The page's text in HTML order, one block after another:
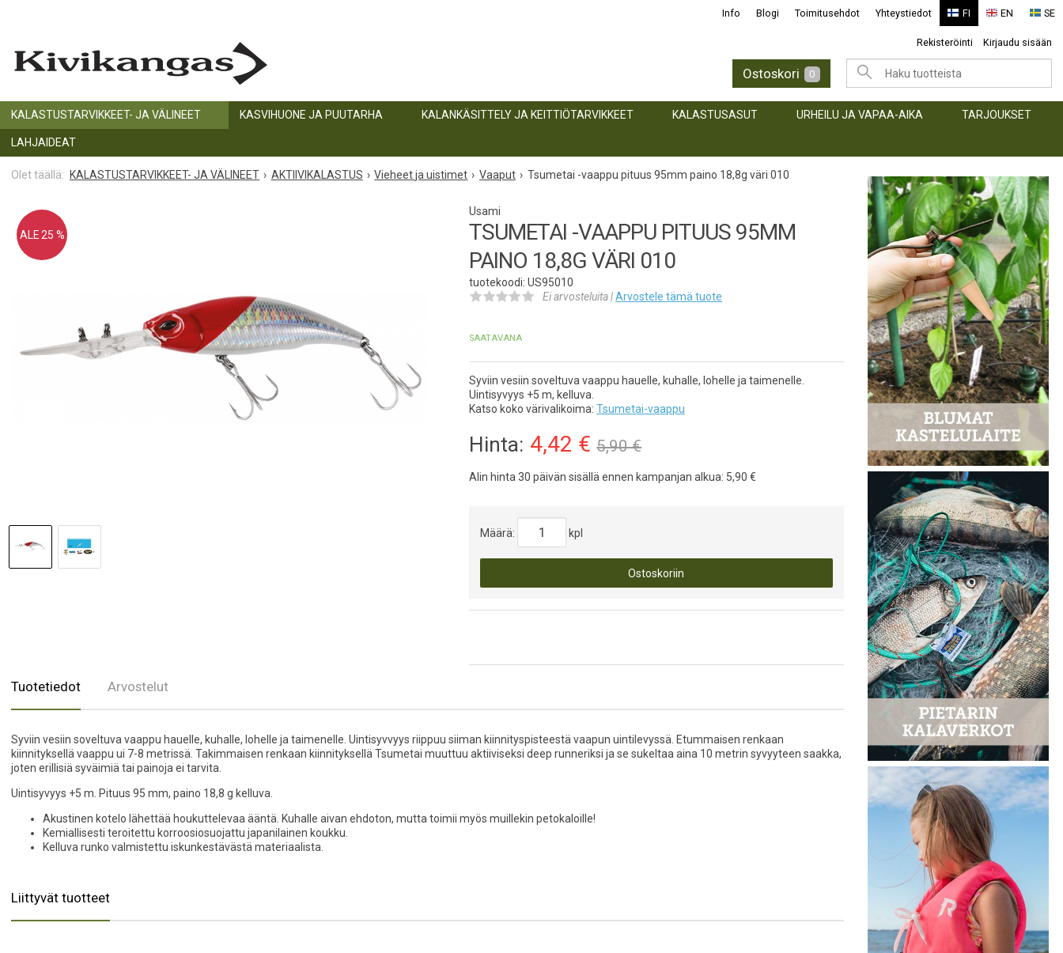
FI EN SE
Info Blogi Toimitusehdot Yhteystiedot
Rekisteröinti Kirjaudu sisään
Ostoskori 0
KALASTUSTARVIKKEET- JA VÄLINEET KASVIHUONE JA PUUTARHA KALANKÄSITTELY JA KEITTIÖTARVIKKEET KALASTUSASUT URHEILU JA VAPAA-AIKA TARJOUKSET
LAHJAIDEAT
KALASTUSTARVIKKEET- JA VÄLINEET AKTIIVIKALASTUS Vieheet ja uistimet Vaaput Tsumetai -vaappu pituus 95mm paino 18,8g väri 010
ALE 25 %
Usami
TSUMETAI -VAAPPU PITUUS 95MM
PAINO 18,8G VÄRI 010
tuotekoodi: US95010
Ei arvosteluita |Arvosteletämä tuote
SAATAVANA
Syviin vesiin soveltuva vaappu hauelle, kuhalle, lohelle ja taimenelle.
Uintisyvyys +5 m, kelluva.
Katso koko värivalikoima:Tsumetai-vaappu
Hinta: 4,42 € 5,90 €
Alin hinta 30 päivän sisällä ennen kampanjan alkua: 5,90 €
Määrä: kpl
Ostoskoriin
Tuotetiedot Arvostelut
Syviin vesiin soveltuva vaappu hauelle, kuhalle, lohelle ja taimenelle. Uintisyvvyys riippuu siiman kiinnityspisteestä vaapun uintilevyssä. Etummaisen renkaan
kiinnityksellä vaappu ui 7-8 metrissä. Takimmaisen renkaan kiinnityksellä Tsumetai muuttuu aktiiviseksi deep runneriksi ja se sukeltaa aina 10 metrin syvyyteen saakka,
joten erillisiä syväimiä tai painoja ei tarvita.
Uintisyvyys +5 m. Pituus 95 mm, paino 18,8 g kelluva.
Akustinen kotelo lähettää houkuttelevaa ääntä. Kuhalle aivan ehdoton, mutta toimii myös muillekin petokaloille!
Kemiallisesti teroitettu korroosiosuojattu japanilainen koukku.
Kelluva runko valmistettu iskunkestävästä materiaalista.
Liittyvät tuotteet